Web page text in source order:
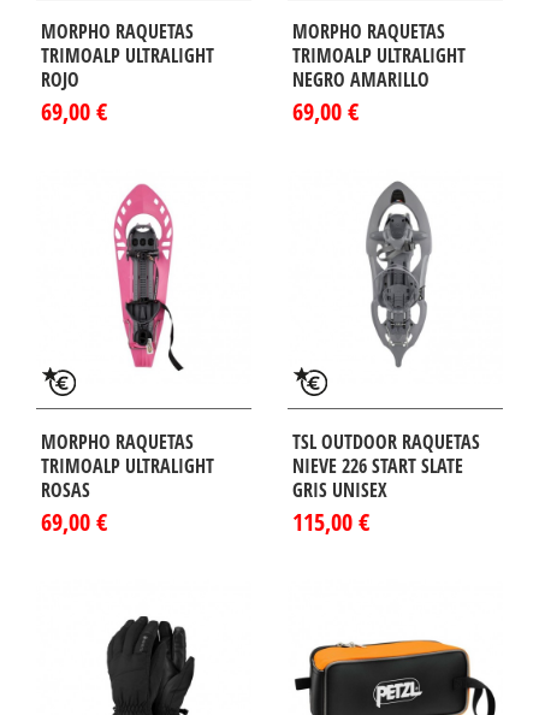
MORPHO RAQUETAS
TRIMOALP ULTRALIGHT
ROJO
69,00 €
MORPHO RAQUETAS
TRIMOALP ULTRALIGHT
NEGRO AMARILLO
69,00 €
MORPHO RAQUETAS
TRIMOALP ULTRALIGHT
ROSAS
69,00 €
TSL OUTDOOR RAQUETAS
NIEVE 226 START SLATE
GRIS UNISEX
115,00 €